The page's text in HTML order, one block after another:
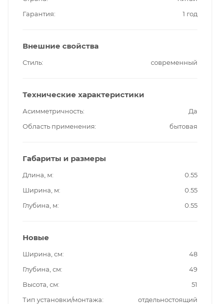
Гарантия
1 год
Внешние свойства
Стиль современный
Технические характеристики
Асимметричность
Да
Область применения
бытовая
Габариты и размеры
Длина, м
0.55
Ширина, м
0.55
Глубина, м
0.55
Новые
Ширина, см
48
Глубина, см
49
Высота, см
51
Тип установки/монтажа
отдельностоящий